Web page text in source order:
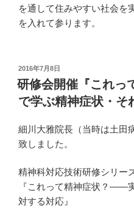
を通して住みやすい社会を
を入れて参ります。
投
稿
日:
2016年7月8日
研修会開催『これ
で学ぶ精神症状・そ
細川大雅院長（当時は土田
致しました。
精神科対応技術研修シリ
『これって精神症状？――
対する対応』